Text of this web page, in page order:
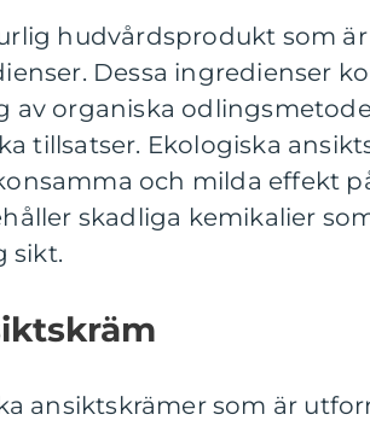
hudvårdsprodukt som är
Dessa ingredienser
av organiska
tillsatser. Ekologiska
och milda effekt
skadliga kemikalier
sikt.
ansiktskrämer som är